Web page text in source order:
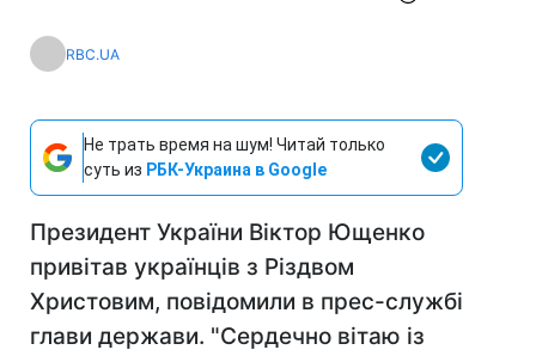
RBC.UA
Не трать время на шум! Читай только
суть из РБК-Украина в Google
Президент України Віктор Ющенко
привітав українців з Різдвом
Христовим, повідомили в прес-службі
глави держави. "Сердечно вітаю із